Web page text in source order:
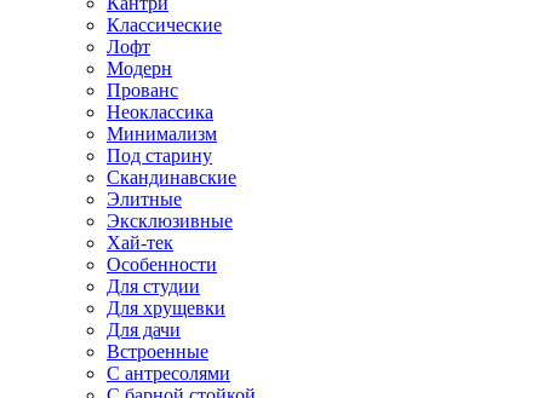
Классические
Лофт
Модерн
Прованс
Неоклассика
Минимализм
Под старину
Скандинавские
Элитные
Эксклюзивные
Хай-тек
Особенности
Для студии
Для хрущевки
Для дачи
Встроенные
С антресолями